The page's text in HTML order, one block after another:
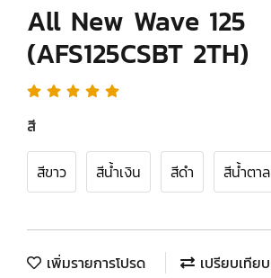
All New Wave 125
(AFS125CSBT 2TH)
สี
สีขาว สีน้ำเงิน สีดำ สีน้ำตาล
เพิ่มรายการโปรด
เปรียบเทียบ